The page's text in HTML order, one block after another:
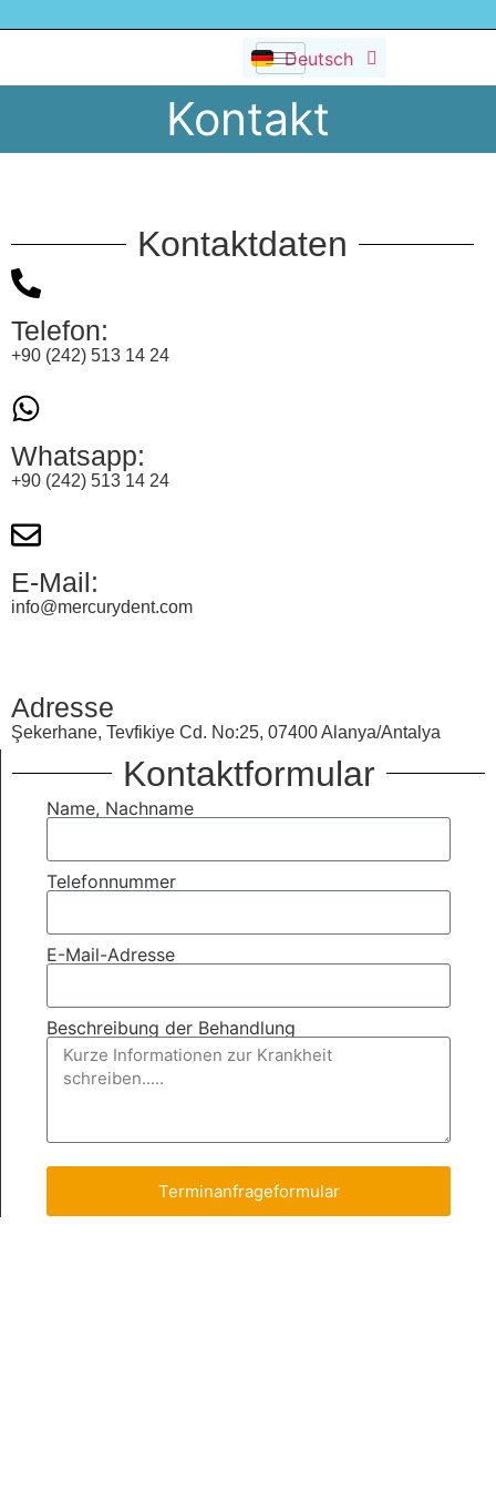
Deutsch
Dansk
Русский
Kontakt
Kontaktdaten
Telefon:
+90 (242) 513 14 24
Whatsapp:
+90 (242) 513 14 24
E-Mail:
info@mercurydent.com
Adresse
Şekerhane, Tevfikiye Cd. No:25, 07400 Alanya/Antalya
Kontaktformular
Name, Nachname
Telefonnummer
E-Mail-Adresse
Beschreibung der Behandlung
Terminanfrageformular